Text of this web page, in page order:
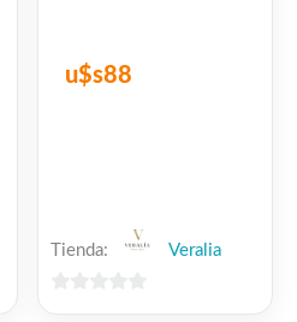
u$s88
Tienda: Veralia